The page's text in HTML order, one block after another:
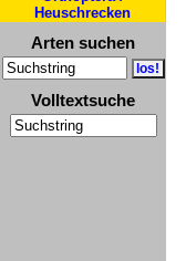
Heuschrecken
Arten suchen
Volltextsuche